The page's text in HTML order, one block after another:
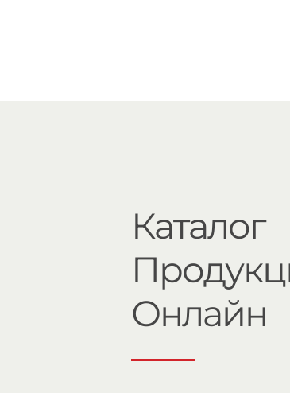
Каталог
Онлайн